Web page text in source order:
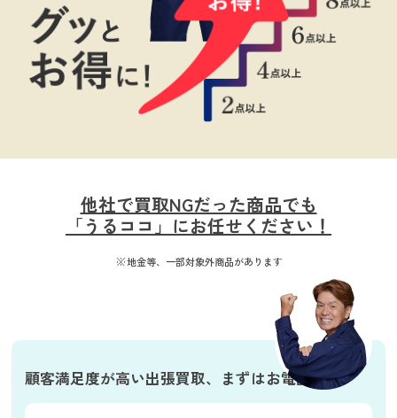
他社で買取NGだった商品でも
「うるココ」にお任せください！
地金等、一部対象外商品があります
顧客満足度が高い出張買取、 まずはお電話を！